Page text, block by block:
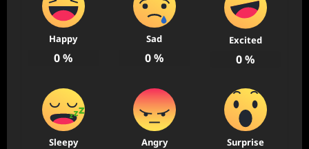
Happy
0%
Sad
0%
Excited
0%
Sleepy Angry Surprise